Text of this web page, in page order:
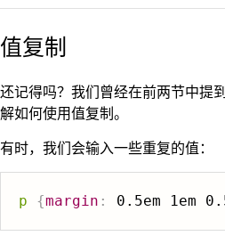
值复制
还记得吗？我们曾经在前两节中提
解如何使用值复制。
有时，我们会输入一些重复的值：
p {margin : 0.5em 1em